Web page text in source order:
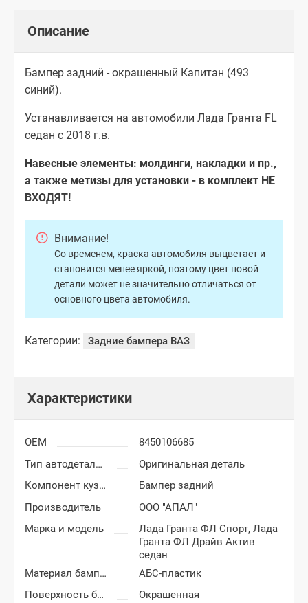
Описание
Бампер задний - окрашенный Капитан (493
синий).
Устанавливается на автомобили Лада Гранта FL
седан с 2018 г.в.
Навесные элементы: молдинги, накладки и пр.,
а также метизы для установки - в комплект НЕ
ВХОДЯТ!
Внимание!
Со временем, краска автомобиля выцветает и
становится менее яркой, поэтому цвет новой
детали может не значительно отличаться от
основного цвета автомобиля.
Категории: Задние бампера ВАЗ
Характеристики
OEM
8450106685
Тип автодеталей
Оригинальная деталь
Компонент кузова
Бампер задний
Производитель
ООО "АПАЛ"
Марка и модель
Лада Гранта ФЛ Спорт,Лада
Гранта ФЛ Драйв Актив
седан
Материал бампера
АБС-пластик
Поверхность бампера
Окрашенная